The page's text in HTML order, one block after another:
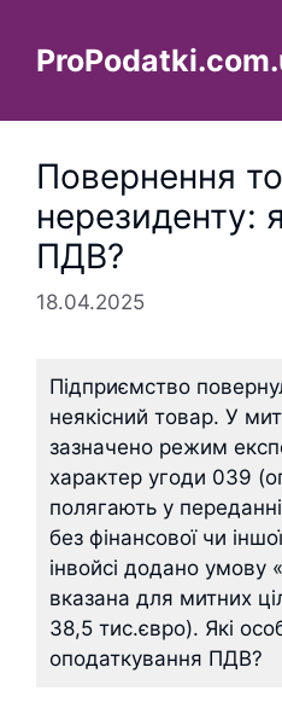
вмісту
Повернення
нерезиденту:
ПДВ?
18.04.2025
Підприємство
неякісний товар. У
зазначено режим
характер угоди 039
полягають у
без фінансової чи
інвойсі додано умову
вказана для митних
38,5 тис.євро). Які
оподаткування ПДВ?